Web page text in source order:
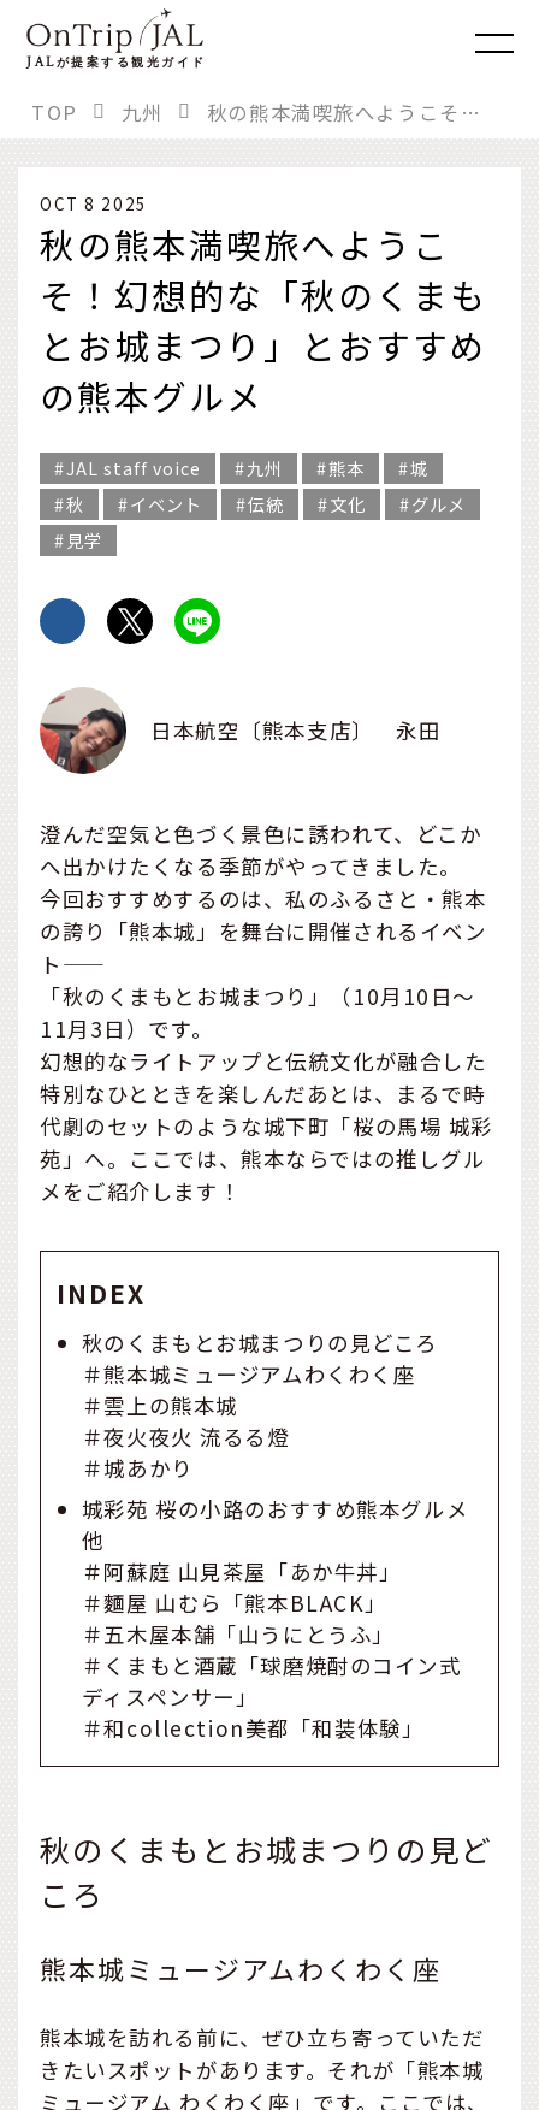
JALが提案する観光ガイド
TOP 九州 秋の熊本満喫旅へようこそ！幻想的な「秋のくまもとお城まつり」とおすすめの熊本グルメ
OCT 8 2025
秋の熊本満喫旅へようこ
そ！幻想的な「秋のくまも
とお城まつり」とおすすめ
の熊本グルメ
JAL staff voice 九州 熊本
城
秋
イベント 伝統 文化
グルメ
見学
日本航空〔熊本支店〕 永田
澄んだ空気と色づく景色に誘われて、どこか
へ出かけたくなる季節がやってきました。
今回おすすめするのは、私のふるさと・熊本
の誇り「熊本城」を舞台に開催されるイベン
ト――
「秋のくまもとお城まつり」（10月10日〜
11月3日）です。
幻想的なライトアップと伝統文化が融合した
特別なひとときを楽しんだあとは、まるで時
代劇のセットのような城下町「桜の馬場 城彩
苑」へ。ここでは、熊本ならではの推しグル
メをご紹介します！
INDEX
秋のくまもとお城まつりの見どころ
＃熊本城ミュージアムわくわく座
＃雲上の熊本城
＃夜火夜火 流るる燈
＃城あかり
城彩苑 桜の小路のおすすめ熊本グルメ
他
＃阿蘇庭 山見茶屋「あか牛丼」
＃麵屋 山むら「熊本BLACK」
＃五木屋本舗「山うにとうふ」
＃くまもと酒蔵「球磨焼酎のコイン式
ディスペンサー」
＃和collection美都「和装体験」
秋のくまもとお城まつりの見ど
ころ
熊本城ミュージアムわくわく座
熊本城を訪れる前に、ぜひ立ち寄っていただ
きたいスポットがあります。それが「熊本城
ミュージアム わくわく座」です。ここでは、